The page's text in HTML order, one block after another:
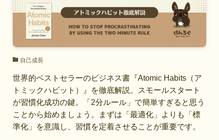
自己成長
世界的ベストセラーのビジネス書『Atomic Habits（ア
トミックハビット）』を徹底解説。スモールスタート
が習慣化成功の鍵。「2分ルール」で簡単すぎると思う
ことから始めましょう。まずは「最適化」よりも「標
準化」を意識し、習慣を定着させることが重要です。